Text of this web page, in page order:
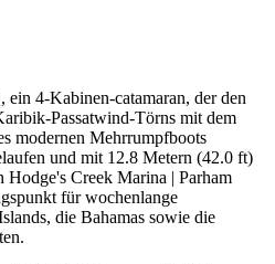
4-Kabinen-catamaran, der den
Passatwind-Törns mit dem
modernen Mehrrumpfboots
und mit 12.8 Metern (42.0 ft)
Hodge's Creek Marina | Parham
für wochenlange
die Bahamas sowie die